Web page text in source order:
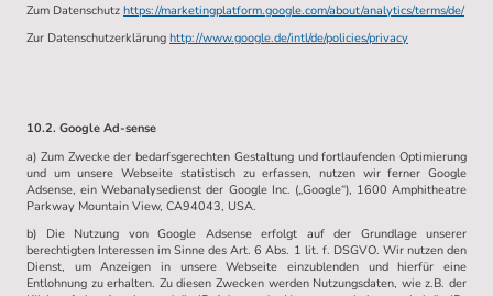
Zum Datenschutz https://marketingplatform.google.com/about/analytics/terms/de/
Zur Datenschutzerklärung http://www.google.de/intl/de/policies/privacy
10.2. Google Ad-sense
a) Zum Zwecke der bedarfsgerechten Gestaltung und fortlaufenden Optimierung
und um unsere Webseite statistisch zu erfassen, nutzen wir ferner Google
Adsense, ein Webanalysedienst der Google Inc. („Google“), 1600 Amphitheatre
Parkway Mountain View, CA94043, USA.
b) Die Nutzung von Google Adsense erfolgt auf der Grundlage unserer
berechtigten Interessen im Sinne des Art. 6 Abs. 1 lit. f. DSGVO. Wir nutzen den
Dienst, um Anzeigen in unsere Webseite einzublenden und hierfür eine
Entlohnung zu erhalten. Zu diesen Zwecken werden Nutzungsdaten, wie z.B. der